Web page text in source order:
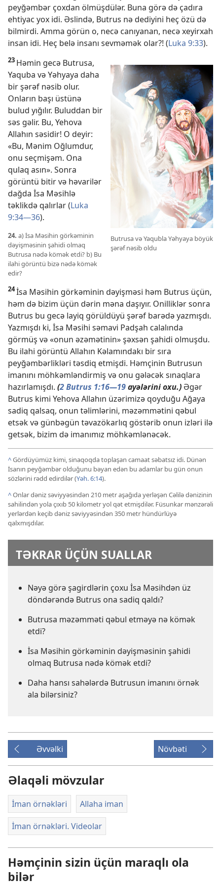
peyğəmbər çoxdan ölmüşdülər. Buna görə də çadıra
ehtiyac yox idi. Əslində, Butrus nə dediyini heç özü də
bilmirdi. Amma görün o, necə canıyanan, necə xeyirxah
insan idi. Heç belə insanı sevməmək olar?! (Luka 9:33).
Butrusa və Yaqubla Yəhyaya böyük
şərəf nəsib oldu
23 Həmin gecə Butrusa,
Yaquba və Yəhyaya daha
bir şərəf nəsib olur.
Onların başı üstünə
bulud yığılır. Buluddan bir
səs gəlir. Bu, Yehova
Allahın səsidir! O deyir:
«Bu, Mənim Oğlumdur,
onu seçmişəm. Ona
qulaq asın». Sonra
görüntü bitir və həvarilər
dağda İsa Məsihlə
təklikdə qalırlar (Luka
9:34—36).
24. a) İsa Məsihin görkəminin
dəyişməsinin şahidi olmaq
Butrusa nədə kömək etdi? b) Bu
ilahi görüntü bizə nədə kömək
edir?
24İsa Məsihin görkəminin dəyişməsi həm Butrus üçün,
həm də bizim üçün dərin məna daşıyır. Onilliklər sonra
Butrus bu gecə layiq görüldüyü şərəf barədə yazmışdı.
Yazmışdı ki, İsa Məsihi səmavi Padşah calalında
görmüş və «onun əzəmətinin» şəxsən şahidi olmuşdu.
Bu ilahi görüntü Allahın Kəlamındakı bir sıra
peyğəmbərlikləri təsdiq etmişdi. Həmçinin Butrusun
imanını möhkəmləndirmiş və onu gələcək sınaqlara
hazırlamışdı. (2 Butrus 1:16—19ayələrini oxu.) Əgər
Butrus kimi Yehova Allahın üzərimizə qoyduğu Ağaya
sadiq qalsaq, onun təlimlərini, məzəmmətini qəbul
etsək və günbəgün təvazökarlıq göstərib onun izləri ilə
getsək, bizim də imanımız möhkəmlənəcək.
^Gördüyümüz kimi, sinaqoqda toplaşan camaat səbatsız idi. Dünən
İsanın peyğəmbər olduğunu bəyan edən bu adamlar bu gün onun
sözlərini rədd edirdilər (Yəh. 6:14).
^Onlar dəniz səviyyəsindən 210 metr aşağıda yerləşən Cəlilə dənizinin
sahilindən yola çıxıb 50 kilometr yol qət etmişdilər. Füsunkar mənzərəli
yerlərdən keçib dəniz səviyyəsindən 350 metr hündürlüyə
qalxmışdılar.
TƏKRAR ÜÇÜN SUALLAR
Nəyə görə şagirdlərin çoxu İsa Məsihdən üz
döndərəndə Butrus ona sadiq qaldı?
Butrusa məzəmməti qəbul etməyə nə kömək
etdi?
İsa Məsihin görkəminin dəyişməsinin şahidi
olmaq Butrusa nədə kömək etdi?
Daha hansı sahələrdə Butrusun imanını örnək
ala bilərsiniz?
Əvvəlki Növbəti
Əlaqəli mövzular
İman örnəkləri Allaha iman
İman örnəkləri. Videolar
Həmçinin sizin üçün maraqlı ola
bilər